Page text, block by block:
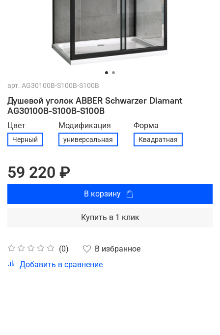
арт. AG30100B-S100B-S100B
Душевой уголок ABBER Schwarzer Diamant
AG30100B-S100B-S100B
(0)
В избранное
Добавить в сравнение
Цвет
Черный
Модификация
универсальная
Форма
Квадратная
59 220 ₽
В корзину
Купить в 1 клик